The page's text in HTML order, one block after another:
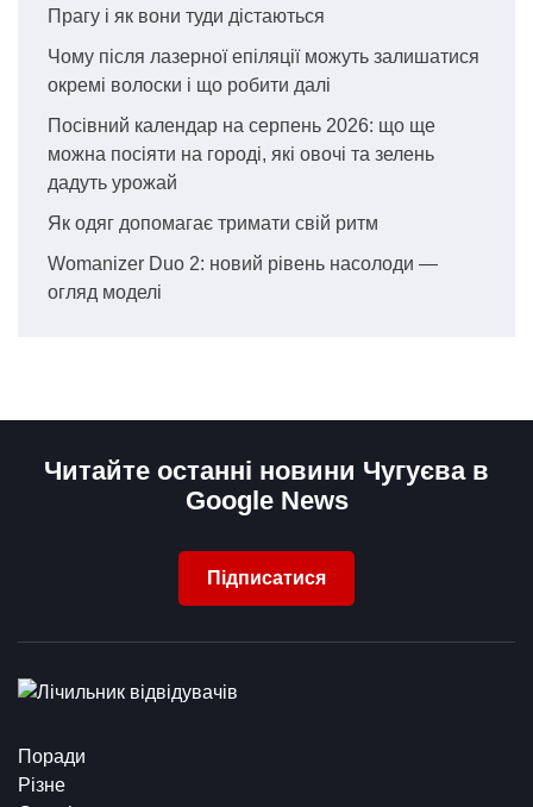
Прагу і як вони туди дістаються
Чому після лазерної епіляції можуть залишатися
окремі волоски і що робити далі
Посівний календар на серпень 2026: що ще
можна посіяти на городі, які овочі та зелень
дадуть урожай
Як одяг допомагає тримати свій ритм
Womanizer Duo 2: новий рівень насолоди —
огляд моделі
Читайте останні новини Чугуєва в
Google News
Підписатися
Поради
Різне